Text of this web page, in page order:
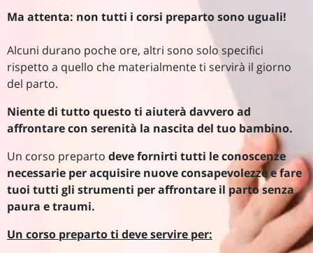
Ma attenta: non tutti i corsi preparto sono uguali!
Alcuni durano poche ore, altri sono solo specifici
rispetto a quello che materialmente ti servirà il giorno
del parto.
Niente di tutto questo ti aiuterà davvero ad
affrontare con serenità la nascita del tuo bambino.
Un corso preparto deve fornirti tutti le conoscenze
necessarie per acquisire nuove consapevolezze e fare
tuoi tutti gli strumenti per affrontare il parto senza
paura e traumi.
Un corso preparto ti deve servire per: